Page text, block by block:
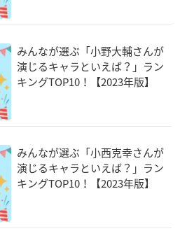
みんなが選ぶ「小野大輔さんが
演じるキャラといえば？」ラン
キングTOP10！【2023年版】
みんなが選ぶ「小西克幸さんが
演じるキャラといえば？」ラン
キングTOP10！【2023年版】